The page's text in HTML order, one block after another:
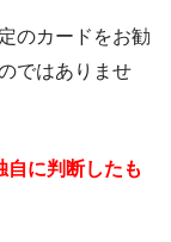
のカードをお勧
ではありませ
自に判断したも